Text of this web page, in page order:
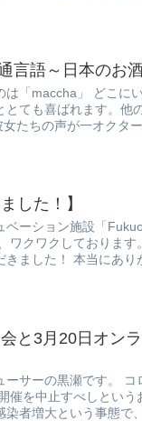
言語～日本のお
は「maccha」 どこに
とても喜ばれます。他
たちの声が一オクター
した！】
ベーション施設「
ワクワクしておりま
きました！ 本当にあり
と3月20日オン
ーサーの黒瀬です。
催を中止すべしとい
者増大という事態で